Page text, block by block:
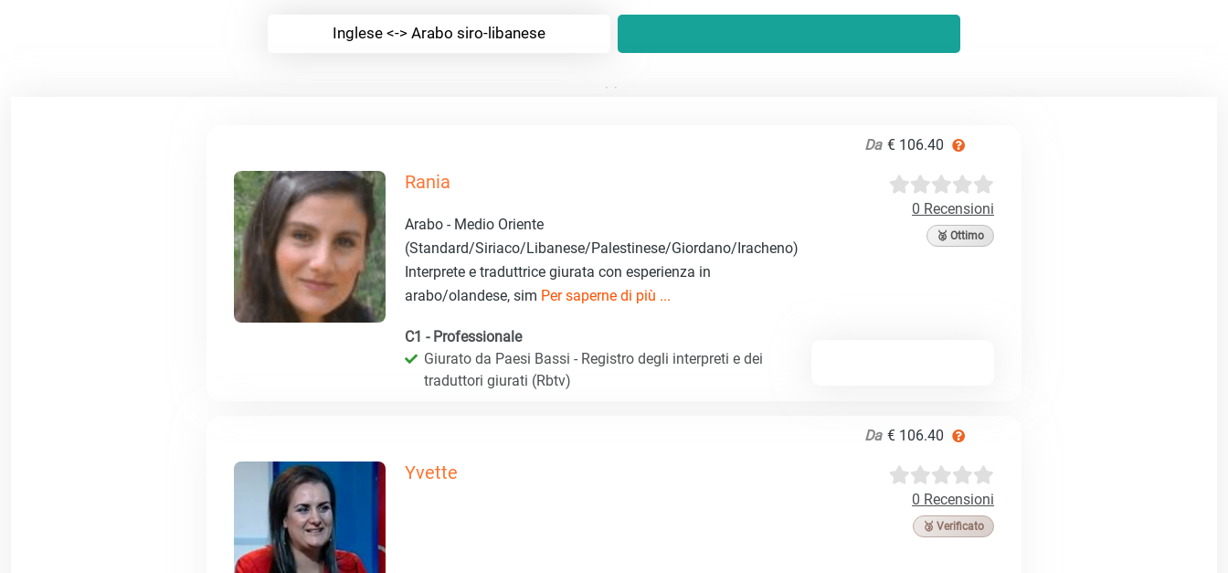
Inglese <-> Arabo siro-libanese
Da € 106.40
Rania
0 Recensioni
🥈 Ottimo
Arabo - Medio Oriente
(Standard/Siriaco/Libanese/Palestinese/Giordano/Iracheno)
Interprete e traduttrice giurata con esperienza in
arabo/olandese, sim Per saperne di più ...
C1 - Professionale
Giurato da Paesi Bassi - Registro degli interpreti e dei
traduttori giurati (Rbtv)
Da € 106.40
Yvette
0 Recensioni
🥉 Verificato